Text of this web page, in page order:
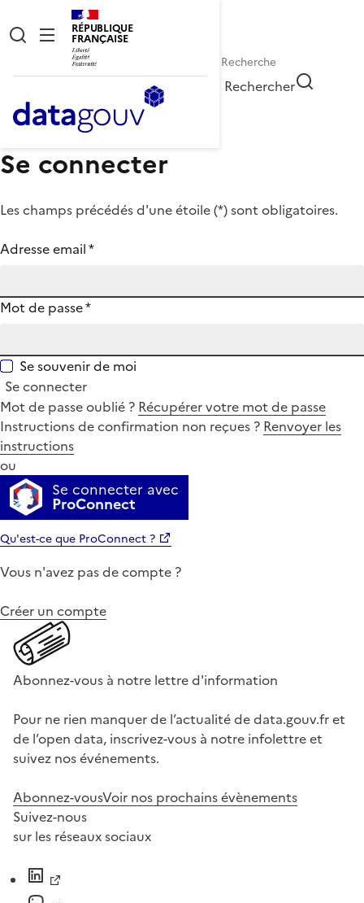
RÉPUBLIQUE
FRANÇAISE
Rechercher
Se connecter
Les champs précédés d'une étoile (*) sont obligatoires.
Adresse email*
Mot de passe*
Se souvenir de moi
Se connecter
Mot de passe oublié ? Récupérer votre mot de passe
Instructions de confirmation non reçues ? Renvoyer les
instructions
ou
Se connecter avec
ProConnect
Qu'est-ce que ProConnect ?
Vous n'avez pas de compte ?
Créer un compte
Abonnez-vous à notre lettre d'information
Pour ne rien manquer de l’actualité de data.gouv.fr et
de l’open data, inscrivez-vous à notre infolettre et
suivez nos événements.
Abonnez-vousVoir nos prochains évènements
Suivez-nous
sur les réseaux sociaux